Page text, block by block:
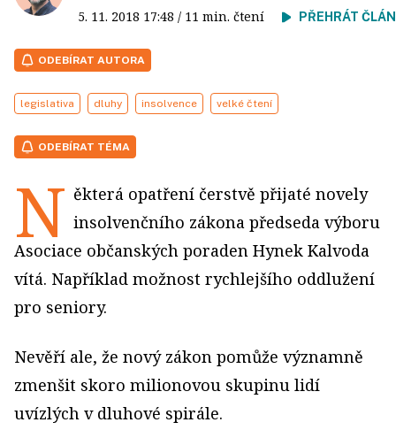
5. 11. 2018 17:48 / 11 min. čtení PŘEHRÁT
ODEBÍRAT AUTORA
legislativa dluhy insolvence velké čtení
ODEBÍRAT TÉMA
N ěkterá opatření čerstvě přijaté novely
insolvenčního zákona předseda výboru
Asociace občanských poraden Hynek Kalvoda
vítá. Například možnost rychlejšího oddlužení
pro seniory.
Nevěří ale, že nový zákon pomůže významně
zmenšit skoro milionovou skupinu lidí
uvízlých v dluhové spirále.